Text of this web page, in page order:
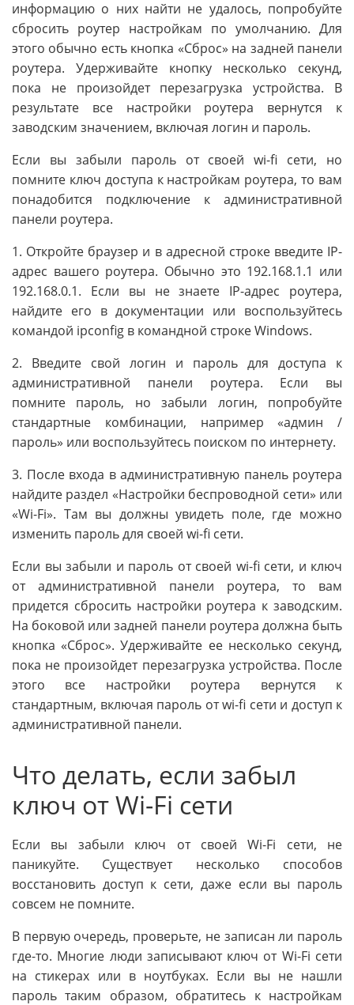
информацию о них найти не удалось, попробуйте
сбросить роутер настройкам по умолчанию. Для
этого обычно есть кнопка «Сброс» на задней панели
роутера. Удерживайте кнопку несколько секунд,
пока не произойдет перезагрузка устройства. В
результате все настройки роутера вернутся к
заводским значением, включая логин и пароль.
Если вы забыли пароль от своей wi-fi сети, но
помните ключ доступа к настройкам роутера, то вам
понадобится подключение к административной
панели роутера.
1. Откройте браузер и в адресной строке введите IP-
адрес вашего роутера. Обычно это 192.168.1.1 или
192.168.0.1. Если вы не знаете IP-адрес роутера,
найдите его в документации или воспользуйтесь
командой ipconfig в командной строке Windows.
2. Введите свой логин и пароль для доступа к
административной панели роутера. Если вы
помните пароль, но забыли логин, попробуйте
стандартные комбинации, например «админ /
пароль» или воспользуйтесь поиском по интернету.
3. После входа в административную панель роутера
найдите раздел «Настройки беспроводной сети» или
«Wi-Fi». Там вы должны увидеть поле, где можно
изменить пароль для своей wi-fi сети.
Если вы забыли и пароль от своей wi-fi сети, и ключ
от административной панели роутера, то вам
придется сбросить настройки роутера к заводским.
На боковой или задней панели роутера должна быть
кнопка «Сброс». Удерживайте ее несколько секунд,
пока не произойдет перезагрузка устройства. После
этого все настройки роутера вернутся к
стандартным, включая пароль от wi-fi сети и доступ к
административной панели.
Что делать, если забыл
ключ от Wi-Fi сети
Если вы забыли ключ от своей Wi-Fi сети, не
паникуйте. Существует несколько способов
восстановить доступ к сети, даже если вы пароль
совсем не помните.
В первую очередь, проверьте, не записан ли пароль
где-то. Многие люди записывают ключ от Wi-Fi сети
на стикерах или в ноутбуках. Если вы не нашли
пароль таким образом, обратитесь к настройкам